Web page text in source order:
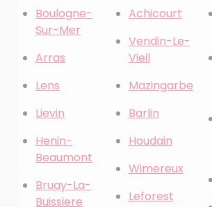
Boulogne-
Sur-Mer
Arras
Lens
Lievin
Henin-
Beaumont
Bruay-La-
Buissiere
Achicourt
Vendin-Le-
Vieil
Mazingarbe
Barlin
Houdain
Wimereux
Leforest